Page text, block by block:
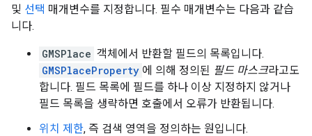
및 선택 매개변수를 지정합니다. 필수 매개변수는 다음과 같습
니다.
GMSPlace 객체에서 반환할 필드의 목록입니다.
GMSPlaceProperty 에 의해 정의된 필드 마스크라고도
합니다. 필드 목록에 필드를 하나 이상 지정하지 않거나
필드 목록을 생략하면 호출에서 오류가 반환됩니다.
위치 제한, 즉 검색 영역을 정의하는 원입니다.